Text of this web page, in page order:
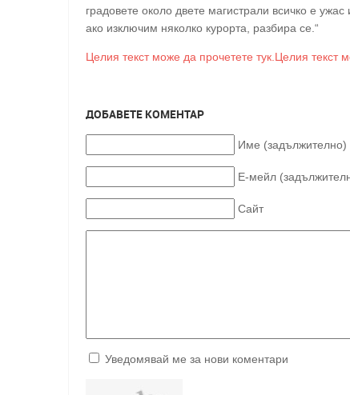
градовете около двете магистрали всичко е
ако изключим няколко курорта, разбира се.“
Целия текст може да прочетете тук.Целия текст
ДОБАВЕТЕ КОМЕНТАР
Име (задължително)
Е-мейл
Сайт
Уведомявай ме за нови коментари